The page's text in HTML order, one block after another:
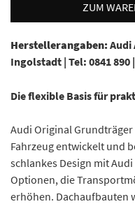
ZUM
Herstellerangaben: Audi
Ingolstadt | Tel: 0841 890 |
Die flexible Basis für
Audi Original
Fahrzeug entwickelt und
schlankes Design mit
Optionen, die
erhöhen. Dachaufbauten